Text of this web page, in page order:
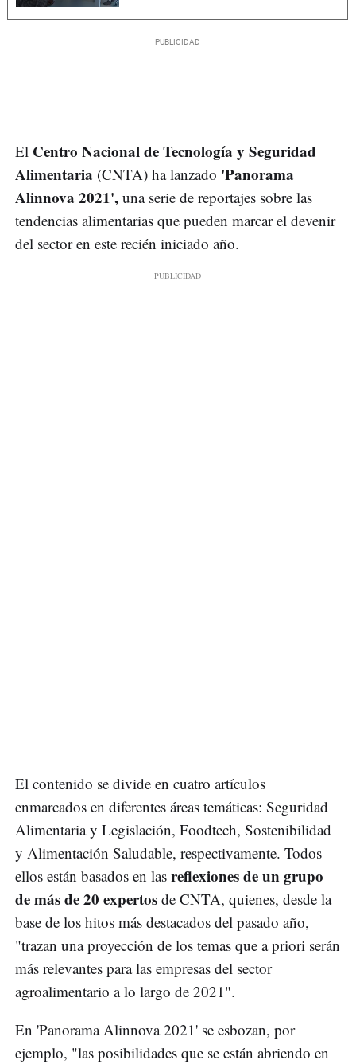
El Centro Nacional de Tecnología y Seguridad
Alimentaria (CNTA) ha lanzado 'Panorama
Alinnova 2021', una serie de reportajes sobre las
tendencias alimentarias que pueden marcar el devenir
del sector en este recién iniciado año.
El contenido se divide en cuatro artículos
enmarcados en diferentes áreas temáticas: Seguridad
Alimentaria y Legislación, Foodtech, Sostenibilidad
y Alimentación Saludable, respectivamente. Todos
ellos están basados en las reflexiones de un grupo
de más de 20 expertos de CNTA, quienes, desde la
base de los hitos más destacados del pasado año,
"trazan una proyección de los temas que a priori serán
más relevantes para las empresas del sector
agroalimentario a lo largo de 2021".
En 'Panorama Alinnova 2021' se esbozan, por
ejemplo, "las posibilidades que se están abriendo en